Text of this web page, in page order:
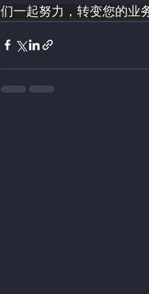
们一起努力，转变您的业